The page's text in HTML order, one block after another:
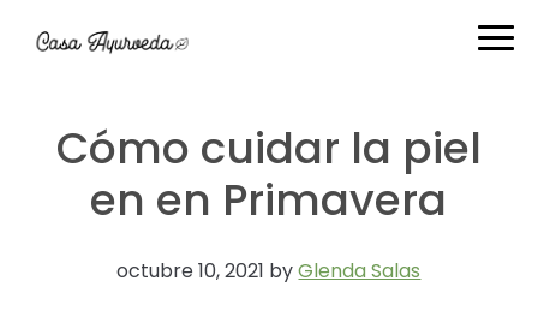
lateral
páginaCómo cuidar la piel
en en Primavera
octubre 10, 2021 byGlenda Salas